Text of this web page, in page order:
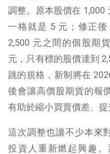
個股期貨有哪些？
個股期貨最小升降單位
個股期貨結論
調整。原本股價在 1,000
一格就是 5 元；修正
2,500 元之間的個股期
元，只有標的股價達到
跳的規格，新制將在
後會讓高價股期貨的報
有助於縮小買賣價差、提
這次調整也讓不少本來
投資人重新燃起興趣